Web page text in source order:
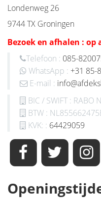
Londenweg 26
9744 TX Groningen
Bezoek en afhalen : op
Telefoon : 085-
WhatsApp : +31 85-
E-mail :
BIC / SWIFT : RABO
BTW :
KVK: : 64429059